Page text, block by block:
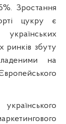
Зростання
цукру є
ринків збуту
на